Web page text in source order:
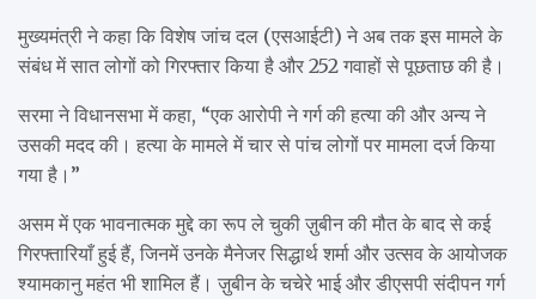
मुख्यमंत्री ने कहा कि विशेष जांच दल (एसआईटी) ने अब तक इस मामले के
संबंध में सात लोगों को गिरफ्तार किया है और 252 गवाहों से पूछताछ की है।
सरमा ने विधानसभा में कहा, “एक आरोपी ने गर्ग की हत्या की और अन्य ने
उसकी मदद की। हत्या के मामले में चार से पांच लोगों पर मामला दर्ज किया
गया है।”
असम में एक भावनात्मक मुद्दे का रूप ले चुकी ज़ुबीन की मौत के बाद से कई
गिरफ्तारियाँ हुई हैं, जिनमें उनके मैनेजर सिद्धार्थ शर्मा और उत्सव के आयोजक
श्यामकानु महंत भी शामिल हैं। ज़ुबीन के चचेरे भाई और डीएसपी संदीपन गर्ग